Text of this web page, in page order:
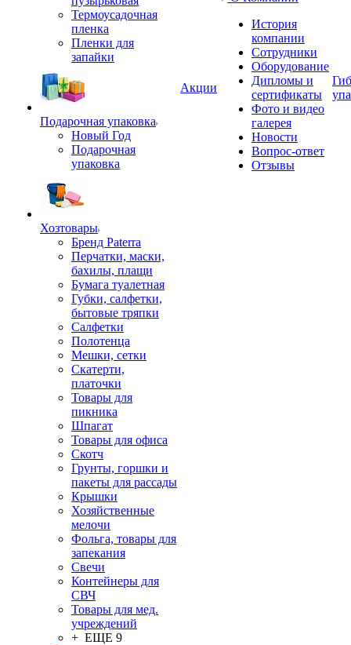
Термоусадочная
пленка
Пленки для
запайки
Подарочная упаковка
Новый Год
Подарочная
упаковка
Хозтовары
Бренд Paterra
Перчатки, маски,
бахилы, плащи
Бумага туалетная
Губки, салфетки,
бытовые тряпки
Салфетки
Полотенца
Мешки, сетки
Скатерти,
платочки
Товары для
пикника
Шпагат
Товары для офиса
Скотч
Грунты, горшки и
пакеты для рассады
Крышки
Хозяйственные
мелочи
Фольга, товары для
запекания
Свечи
Контейнеры для
СВЧ
Товары для мед.
учреждений
+ ЕЩЕ 9
Акции
История
компании
Сотрудники
Оборудование
Дипломы и
сертификаты
Фото и видео
галерея
Новости
Вопрос-ответ
Отзывы